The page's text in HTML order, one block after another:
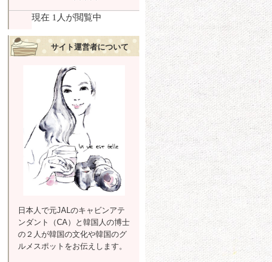
サイト運営者について
日本人で元JALのキャビンアテ
ンダント（CA）と韓国人の博士
の２人が韓国の文化や韓国のグ
ルメスポットをお伝えします。